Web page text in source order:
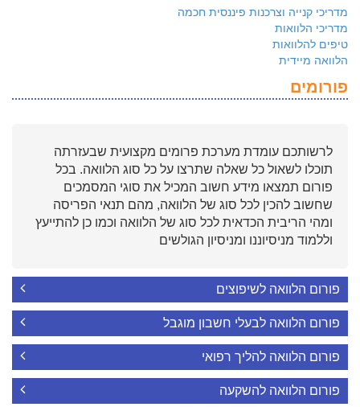
מדריכי קנייה וצרכנות פיננסית חכמה
מדריכי הלוואות
טיפים להלוואות
הלוואה מיידית
פורומים
לרשותכם עומדת מערכת פרומים מקצועית שבעזרתה
תוכלו לשאול כל שאלה שתרצו על כל סוג הלוואה. בכל
פורום תמצאו מידע חשוב המכיל את סוגי המסמכים
שחשוב להכין לכל סוג של הלוואה, מהם תנאי הפריסה
ומהי הריבית הכדאית לכל סוג של הלוואה וכמו כן להתייעץ
וללמוד מניסיוננו ומניסיון הגולשים
פורום הלוואה לשיפוצים
פורום הלוואה לבעלי חשבון מוגבל
פורום הלוואה להליך רפואי
פורום הלוואה להשקעה